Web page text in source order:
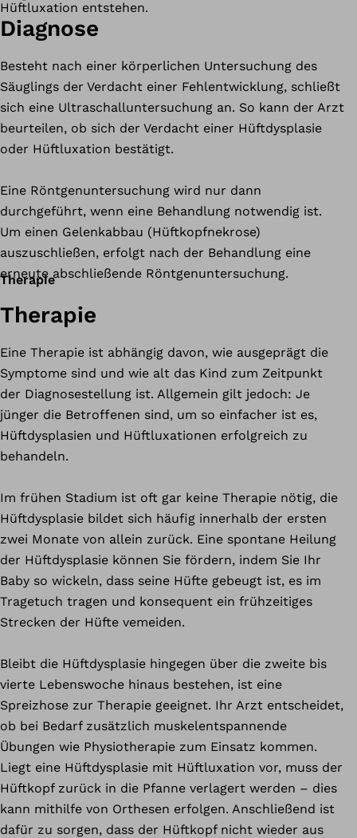
Hüftluxation entstehen.
Diagnose
Besteht nach einer körperlichen Untersuchung des
Säuglings der Verdacht einer Fehlentwicklung, schließt
sich eine Ultraschalluntersuchung an. So kann der Arzt
beurteilen, ob sich der Verdacht einer Hüftdysplasie
oder Hüftluxation bestätigt.
Eine Röntgenuntersuchung wird nur dann
durchgeführt, wenn eine Behandlung notwendig ist.
Um einen Gelenkabbau (Hüftkopfnekrose)
auszuschließen, erfolgt nach der Behandlung eine
erneute abschließende Röntgenuntersuchung.
Therapie
Therapie
Eine Therapie ist abhängig davon, wie ausgeprägt die
Symptome sind und wie alt das Kind zum Zeitpunkt
der Diagnosestellung ist. Allgemein gilt jedoch: Je
jünger die Betroffenen sind, um so einfacher ist es,
Hüftdysplasien und Hüftluxationen erfolgreich zu
behandeln.
Im frühen Stadium ist oft gar keine Therapie nötig, die
Hüftdysplasie bildet sich häufig innerhalb der ersten
zwei Monate von allein zurück. Eine spontane Heilung
der Hüftdysplasie können Sie fördern, indem Sie Ihr
Baby so wickeln, dass seine Hüfte gebeugt ist, es im
Tragetuch tragen und konsequent ein frühzeitiges
Strecken der Hüfte vemeiden.
Bleibt die Hüftdysplasie hingegen über die zweite bis
vierte Lebenswoche hinaus bestehen, ist eine
Spreizhose zur Therapie geeignet. Ihr Arzt entscheidet,
ob bei Bedarf zusätzlich muskelentspannende
Übungen wie Physiotherapie zum Einsatz kommen.
Liegt eine Hüftdysplasie mit Hüftluxation vor, muss der
Hüftkopf zurück in die Pfanne verlagert werden – dies
kann mithilfe von Orthesen erfolgen. Anschließend ist
dafür zu sorgen, dass der Hüftkopf nicht wieder aus